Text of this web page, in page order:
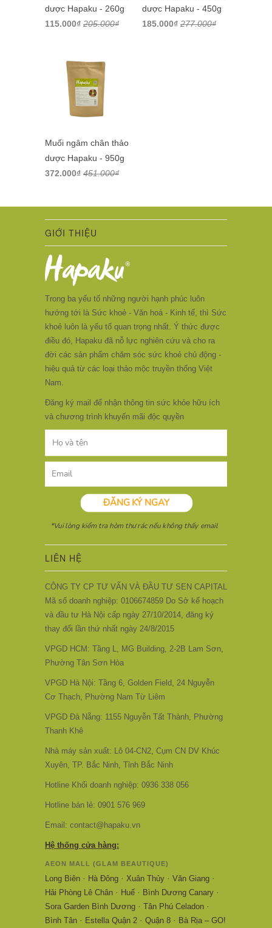
dược Hapaku - 260g
115.000₫ 205.000₫
dược Hapaku - 450g
185.000₫ 277.000₫
Muối ngâm chân thảo
dược Hapaku - 950g
372.000₫ 451.000₫
GIỚI THIỆU
Trong ba yếu tố những người hạnh phúc luôn
hướng tới là Sức khoẻ - Văn hoá - Kinh tế, thì Sức
khoẻ luôn là yếu tố quan trọng nhất. Ý thức được
điều đó, Hapaku đã nỗ lực nghiên cứu và cho ra
đời các sản phẩm chăm sóc sức khoẻ chủ động -
hiệu quả từ các loại thảo mộc truyền thống Việt
Nam.
Đăng ký mail để nhận thông tin sức khỏe hữu ích
và chương trình khuyến mãi độc quyền
LIÊN HỆ
CÔNG TY CP TƯ VẤN VÀ ĐẦU TƯ SEN CAPITAL
Mã số doanh nghiệp: 0106674859 Do Sở kế hoạch
và đầu tư Hà Nội cấp ngày 27/10/2014, đăng ký
thay đổi lần thứ nhất ngày 24/8/2015
VPGD HCM: Tầng L, MG Building, 2-2B Lam Sơn,
Phường Tân Sơn Hòa
VPGD Hà Nội: Tầng 6, Golden Field, 24 Nguyễn
Cơ Thạch, Phường Nam Từ Liêm
VPGD Đà Nẵng: 1155 Nguyễn Tất Thành, Phường
Thanh Khê
Nhà máy sản xuất: Lô 04-CN2, Cụm CN DV Khúc
Xuyên, TP. Bắc Ninh, Tỉnh Bắc Ninh
Hotline Khối doanh nghiệp: 0936 338 056
Hotline bán lẻ: 0901 576 969
Email: contact@hapaku.vn
Hệ thống cửa hàng:
AEON MALL (GLAM BEAUTIQUE)
Long Biên · Hà Đông · Xuân Thủy · Văn Giang ·
Hải Phòng Lê Chân · Huế · Bình Dương Canary ·
Sora Garden Bình Dương · Tân Phú Celadon ·
Bình Tân · Estella Quận 2 · Quận 8 · Bà Rịa – GO!